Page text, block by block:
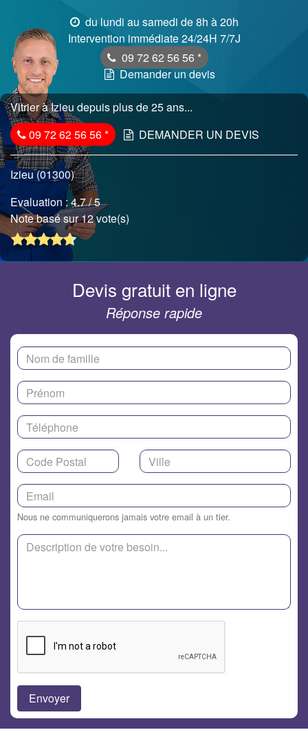
du lundi au samedi de 8h à 20h
Intervention immédiate 24/24H 7/7J
09 72 62 56 56 *
Demander un devis
Vitrier à Izieu depuis plus de 25 ans...
09 72 62 56 56* DEMANDER UN DEVIS
Izieu (01300)
Evaluation :4.7/ 5
Note basé sur 12 vote(s)
Devis gratuit en ligne
Réponse rapide
Nous ne communiquerons jamais votre email à un tier.